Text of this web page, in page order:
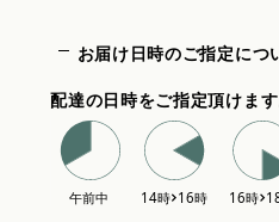
お届け日時のご指定につ
配達の日時をご指定頂けます